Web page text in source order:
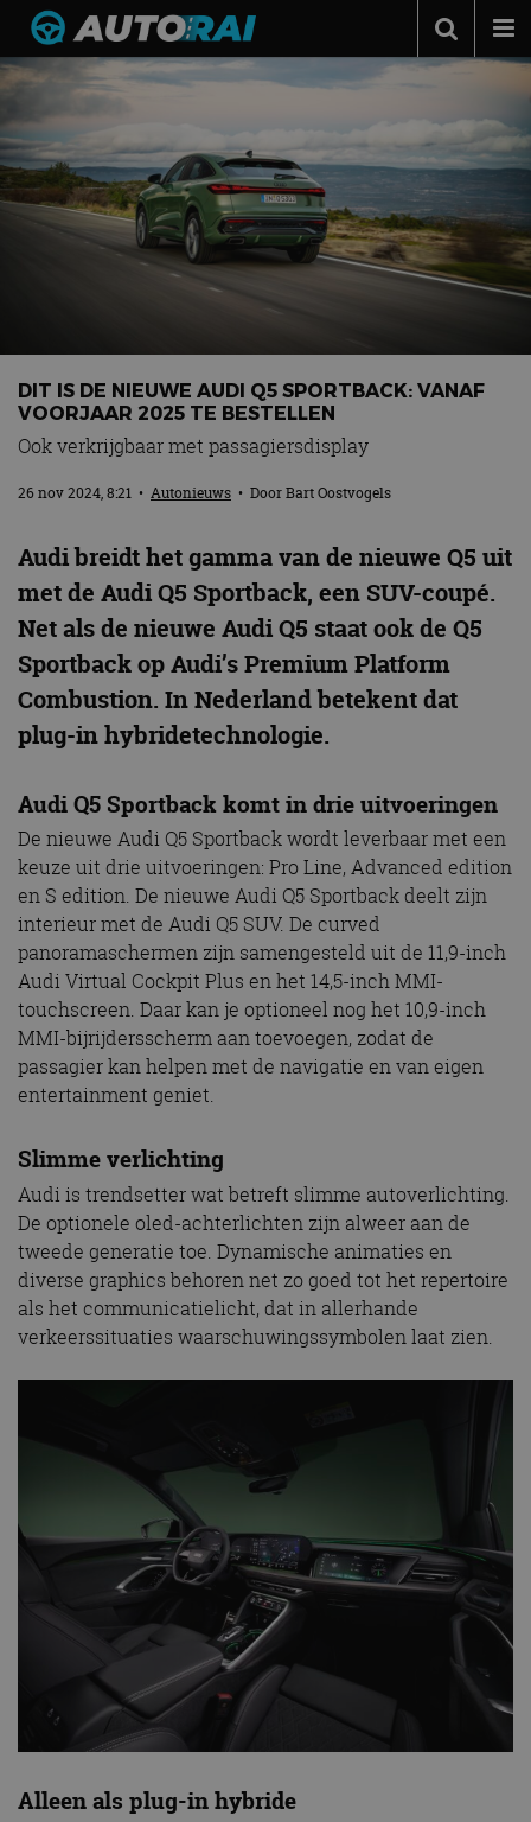
Autonieuws
Autotests
Automerken
Adverteren
MotorRAI.nl
DIT IS DE NIEUWE AUDI Q5 SPORTBACK: VANAF
VOORJAAR 2025 TE BESTELLEN
Ook verkrijgbaar met passagiersdisplay
26 nov 2024, 8:21 • Autonieuws • DoorBart Oostvogels
Audi breidt het gamma van de nieuwe Q5 uit
met de Audi Q5 Sportback, een SUV-coupé.
Net als de nieuwe Audi Q5 staat ook de Q5
Sportback op Audi’s Premium Platform
Combustion. In Nederland betekent dat
plug-in hybridetechnologie.
Audi Q5 Sportback komt in drie uitvoeringen
De nieuwe Audi Q5 Sportback wordt leverbaar met een
keuze uit drie uitvoeringen: Pro Line, Advanced edition
en S edition. De nieuwe Audi Q5 Sportback deelt zijn
interieur met de Audi Q5 SUV. De curved
panoramaschermen zijn samengesteld uit de 11,9-inch
Audi Virtual Cockpit Plus en het 14,5-inch MMI-
touchscreen. Daar kan je optioneel nog het 10,9-inch
MMI-bijrijdersscherm aan toevoegen, zodat de
passagier kan helpen met de navigatie en van eigen
entertainment geniet.
Slimme verlichting
Audi is trendsetter wat betreft slimme autoverlichting.
De optionele oled-achterlichten zijn alweer aan de
tweede generatie toe. Dynamische animaties en
diverse graphics behoren net zo goed tot het repertoire
als het communicatielicht, dat in allerhande
verkeerssituaties waarschuwingssymbolen laat zien.
Alleen als plug-in hybride